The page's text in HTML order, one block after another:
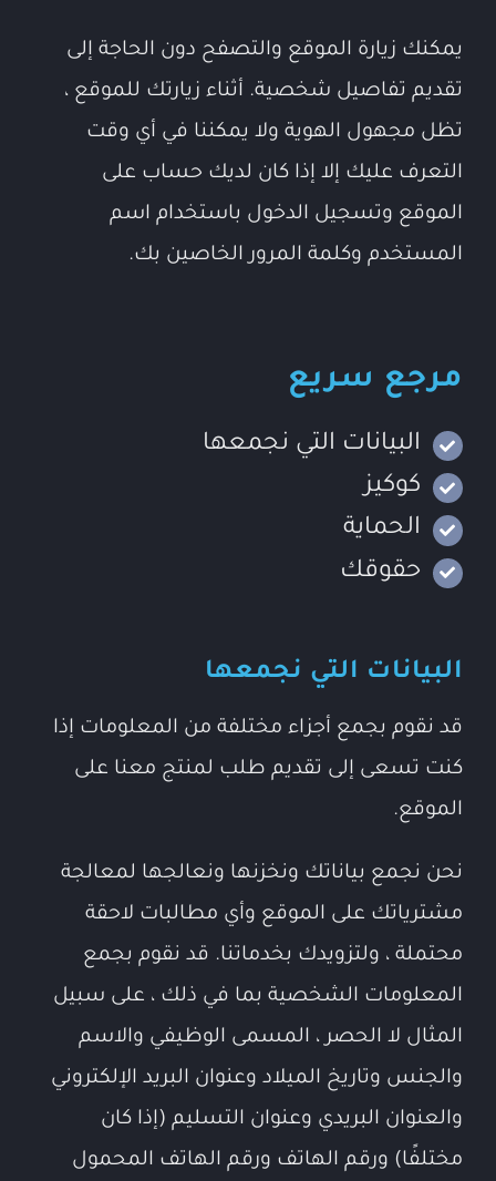
يمكنك زيارة الموقع والتصفح دون الحاجة إلى
تقديم تفاصيل شخصية. أثناء زيارتك للموقع ،
تظل مجهول الهوية ولا يمكننا في أي وقت
التعرف عليك إلا إذا كان لديك حساب على
الموقع وتسجيل الدخول باستخدام اسم
المستخدم وكلمة المرور الخاصين بك.
مرجع سريع
البيانات التي نجمعها
كوكيز
الحماية
حقوقك
البيانات التي نجمعها
قد نقوم بجمع أجزاء مختلفة من المعلومات إذا
كنت تسعى إلى تقديم طلب لمنتج معنا على
الموقع.
نحن نجمع بياناتك ونخزنها ونعالجها لمعالجة
مشترياتك على الموقع وأي مطالبات لاحقة
محتملة ، ولتزويدك بخدماتنا. قد نقوم بجمع
المعلومات الشخصية بما في ذلك ، على سبيل
المثال لا الحصر ، المسمى الوظيفي والاسم
والجنس وتاريخ الميلاد وعنوان البريد الإلكتروني
والعنوان البريدي وعنوان التسليم (إذا كان
مختلفًا) ورقم الهاتف ورقم الهاتف المحمول